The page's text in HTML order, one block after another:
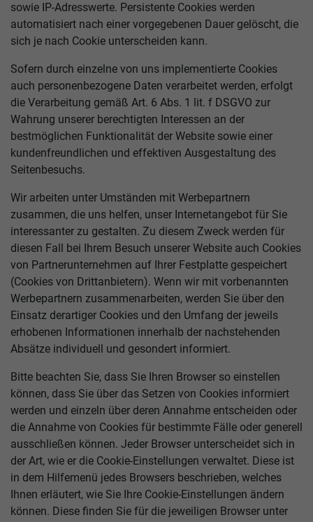
sowie IP-Adresswerte. Persistente Cookies werden
automatisiert nach einer vorgegebenen Dauer gelöscht, die
sich je nach Cookie unterscheiden kann.
Sofern durch einzelne von uns implementierte Cookies
auch personenbezogene Daten verarbeitet werden, erfolgt
die Verarbeitung gemäß Art. 6 Abs. 1 lit. f DSGVO zur
Wahrung unserer berechtigten Interessen an der
bestmöglichen Funktionalität der Website sowie einer
kundenfreundlichen und effektiven Ausgestaltung des
Seitenbesuchs.
Wir arbeiten unter Umständen mit Werbepartnern
zusammen, die uns helfen, unser Internetangebot für Sie
interessanter zu gestalten. Zu diesem Zweck werden für
diesen Fall bei Ihrem Besuch unserer Website auch Cookies
von Partnerunternehmen auf Ihrer Festplatte gespeichert
(Cookies von Drittanbietern). Wenn wir mit vorbenannten
Werbepartnern zusammenarbeiten, werden Sie über den
Einsatz derartiger Cookies und den Umfang der jeweils
erhobenen Informationen innerhalb der nachstehenden
Absätze individuell und gesondert informiert.
Bitte beachten Sie, dass Sie Ihren Browser so einstellen
können, dass Sie über das Setzen von Cookies informiert
werden und einzeln über deren Annahme entscheiden oder
die Annahme von Cookies für bestimmte Fälle oder generell
ausschließen können. Jeder Browser unterscheidet sich in
der Art, wie er die Cookie-Einstellungen verwaltet. Diese ist
in dem Hilfemenü jedes Browsers beschrieben, welches
Ihnen erläutert, wie Sie Ihre Cookie-Einstellungen ändern
können. Diese finden Sie für die jeweiligen Browser unter